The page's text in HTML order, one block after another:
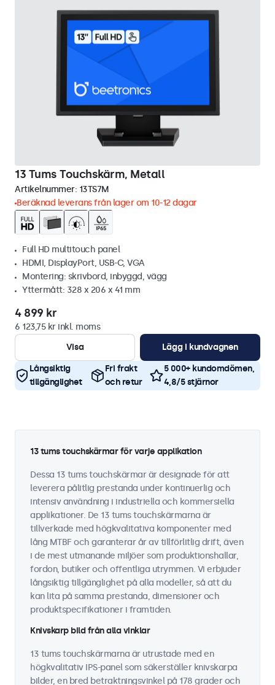
13 Tums Touchskärm, Metall
Artikelnummer: 13TS7M
Beräknad leverans från lager om 10-12 dagar
Full HD multitouch panel
HDMI, DisplayPort, USB-C, VGA
Montering: skrivbord, inbyggd, vägg
Yttermått: 328 x 206 x 41 mm
4 899 kr
6 123,75 kr inkl. moms
Visa
Lägg i kundvagnen
Långsiktig
tillgänglighet
Fri frakt
och retur
5 000+ kundomdömen,
4,8/5 stjärnor
13 tums touchskärmar för varje applikation
Dessa 13 tums touchskärmar är designade för att
leverera pålitlig prestanda under kontinuerlig och
intensiv användning i industriella och kommersiella
applikationer. De 13 tums touchskärmarna är
tillverkade med högkvalitativa komponenter med
lång MTBF och garanterar år av tillförlitlig drift, även
i de mest utmanande miljöer som produktionshallar,
fordon, butiker och offentliga utrymmen. Vi erbjuder
långsiktig tillgänglighet på alla modeller, så att du
kan lita på samma prestanda, dimensioner och
produktspecifikationer i framtiden.
Knivskarp bild från alla vinklar
13 tums touchskärmarna är utrustade med en
högkvalitativ IPS-panel som säkerställer knivskarpa
bilder, en bred betraktningsvinkel på 178 grader och